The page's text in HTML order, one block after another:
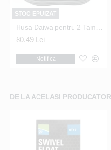
STOC EPUIZAT
80.49 Lei
Notifica
DE LA ACELASI PRODUCATOR